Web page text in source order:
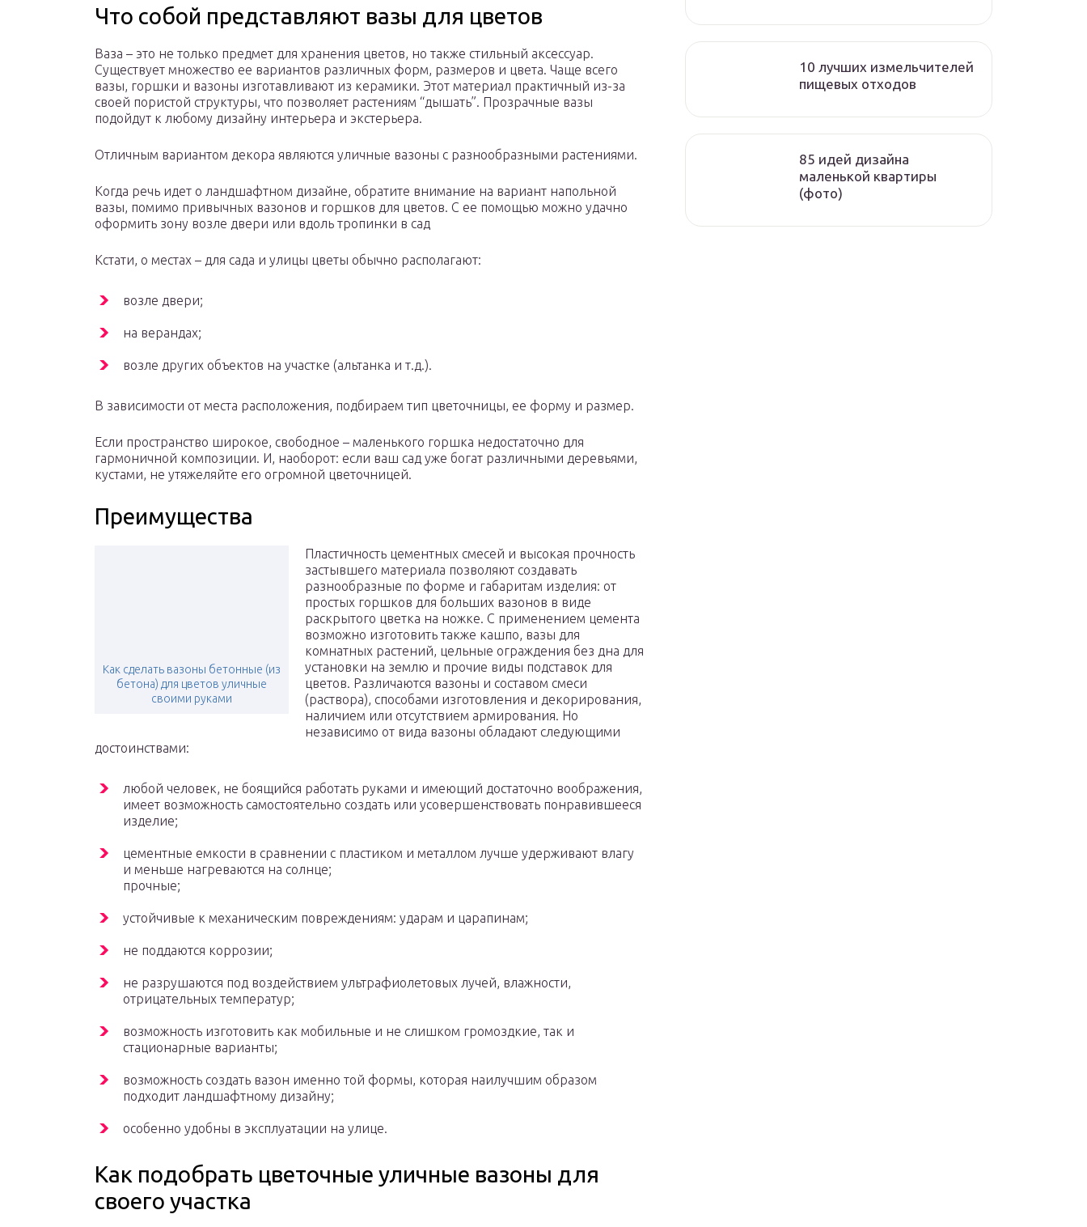
Что собой представляют вазы для цветов
Ваза – это не только предмет для хранения цветов, но также стильный аксессуар.
Существует множество ее вариантов различных форм, размеров и цвета. Чаще всего
вазы, горшки и вазоны изготавливают из керамики. Этот материал практичный из-за
своей пористой структуры, что позволяет растениям “дышать”. Прозрачные вазы
подойдут к любому дизайну интерьера и экстерьера.
Отличным вариантом декора являются уличные вазоны с разнообразными растениями.
Когда речь идет о ландшафтном дизайне, обратите внимание на вариант напольной
вазы, помимо привычных вазонов и горшков для цветов. С ее помощью можно удачно
оформить зону возле двери или вдоль тропинки в сад
Кстати, о местах – для сада и улицы цветы обычно располагают:
возле двери;
на верандах;
возле других объектов на участке (альтанка и т.д.).
В зависимости от места расположения, подбираем тип цветочницы, ее форму и размер.
Если пространство широкое, свободное – маленького горшка недостаточно для
гармоничной композиции. И, наоборот: если ваш сад уже богат различными деревьями,
кустами, не утяжеляйте его огромной цветочницей.
Преимущества
Как сделать вазоны бетонные (из
бетона) для цветов уличные
своими руками
Пластичность цементных смесей и высокая прочность
застывшего материала позволяют создавать
разнообразные по форме и габаритам изделия: от
простых горшков для больших вазонов в виде
раскрытого цветка на ножке. С применением цемента
возможно изготовить также кашпо, вазы для
комнатных растений, цельные ограждения без дна для
установки на землю и прочие виды подставок для
цветов. Различаются вазоны и составом смеси
(раствора), способами изготовления и декорирования,
наличием или отсутствием армирования. Но
независимо от вида вазоны обладают следующими
достоинствами:
любой человек, не боящийся работать руками и имеющий достаточно воображения,
имеет возможность самостоятельно создать или усовершенствовать понравившееся
изделие;
цементные емкости в сравнении с пластиком и металлом лучше удерживают влагу
и меньше нагреваются на солнце;
прочные;
устойчивые к механическим повреждениям: ударам и царапинам;
не поддаются коррозии;
не разрушаются под воздействием ультрафиолетовых лучей, влажности,
отрицательных температур;
возможность изготовить как мобильные и не слишком громоздкие, так и
стационарные варианты;
возможность создать вазон именно той формы, которая наилучшим образом
подходит ландшафтному дизайну;
особенно удобны в эксплуатации на улице.
Как подобрать цветочные уличные вазоны для
своего участка
10 лучших измельчителей
пищевых отходов
85 идей дизайна
маленькой квартиры
(фото)